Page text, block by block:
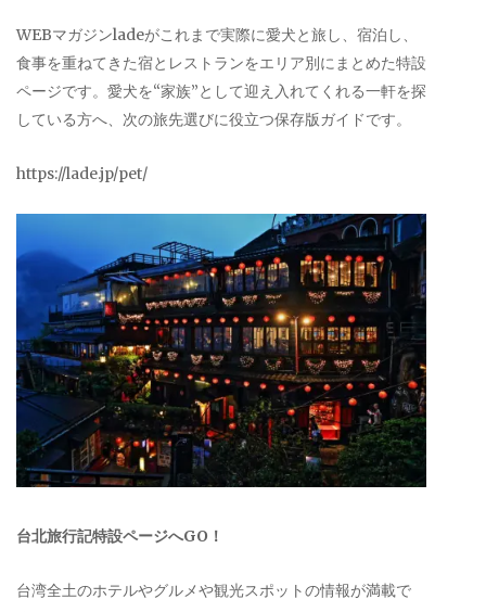
WEBマガジンladeがこれまで実際に愛犬と旅し、宿泊し、
食事を重ねてきた宿とレストランをエリア別にまとめた特設
ページです。愛犬を“家族”として迎え入れてくれる一軒を探
している方へ、次の旅先選びに役立つ保存版ガイドです。
https://lade.jp/pet/
台北旅行記特設ページへGO！
台湾全土のホテルやグルメや観光スポットの情報が満載で